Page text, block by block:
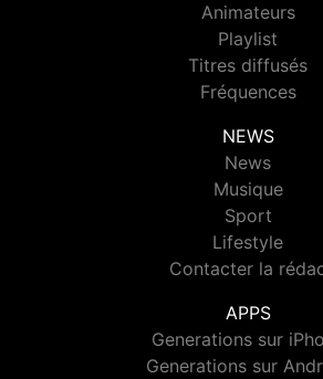
Animateurs
Playlist
Titres diffusés
Fréquences
NEWS
News
Musique
Sport
Lifestyle
Contacter la
APPS
Generations sur
Generations sur